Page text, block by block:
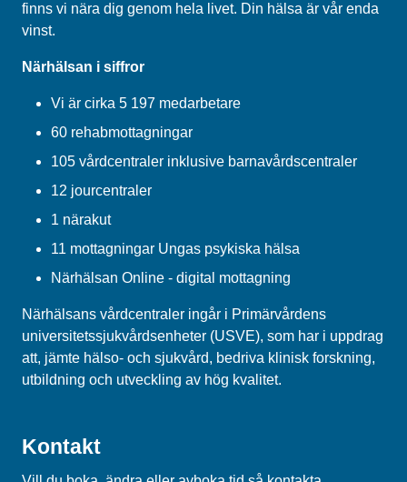
finns vi nära dig genom hela livet. Din hälsa är vår enda
vinst.
Närhälsan i siffror
Vi är cirka 5 197 medarbetare
60 rehabmottagningar
105 vårdcentraler inklusive barnavårdscentraler
12 jourcentraler
1 närakut
11 mottagningar Ungas psykiska hälsa
Närhälsan Online - digital mottagning
Närhälsans vårdcentraler ingår i Primärvårdens
universitetssjukvårdsenheter (USVE), som har i uppdrag
att, jämte hälso- och sjukvård, bedriva klinisk forskning,
utbildning och utveckling av hög kvalitet.
Kontakt